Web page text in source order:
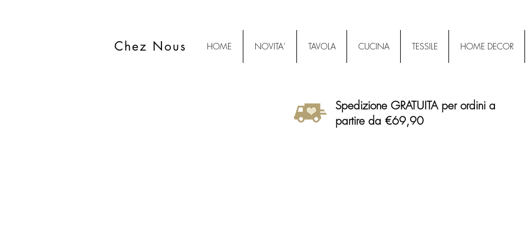
HOME NOVITA' TAVOLA CUCINA TESSILE HOME DECOR
Chez Nous
Spedizione GRATUITA per ordini a
partire da €69,90